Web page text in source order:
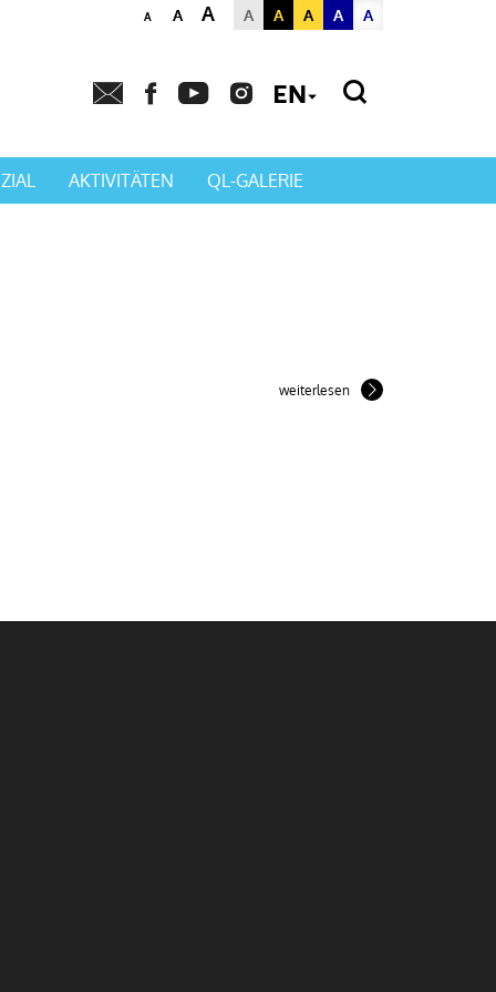
A A A A A A A A
AKTIVITÄTEN QL-GALERIE
weiterlesen